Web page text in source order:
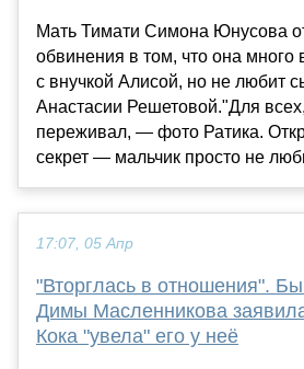
Мать Тимати Симона Юнусова
обвинения в том, что она много
с внучкой Алисой, но не любит
Анастасии Решетовой."Для всех,
переживал, — фото Ратика.
секрет — мальчик просто не
17:07, 05 Апр
"Вторглась в отношения".
Димы Масленникова
Кока "увела" его у неё